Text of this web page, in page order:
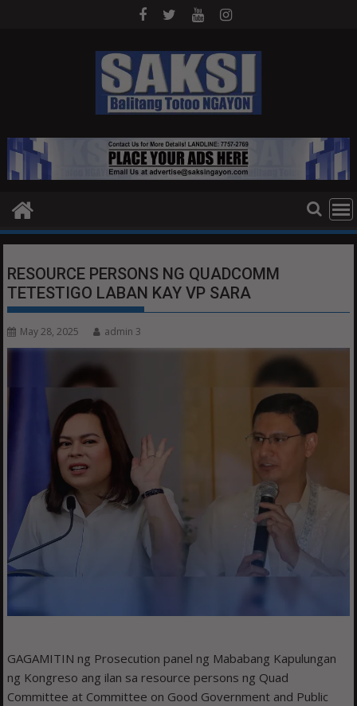
RESOURCE PERSONS NG QUADCOMM
TETESTIGO LABAN KAY VP SARA
May 28, 2025 admin 3
GAGAMITIN ng Prosecution panel ng Mababang Kapulungan
ng Kongreso ang ilan sa resource persons ng Quad
Committee at Committee on Good Government and Public